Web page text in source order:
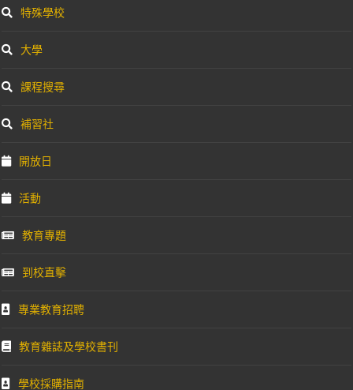
特殊學校
大學
課程搜尋
補習社
開放日
活動
教育專題
到校直擊
專業教育招聘
教育雜誌及學校書刊
學校採購指南